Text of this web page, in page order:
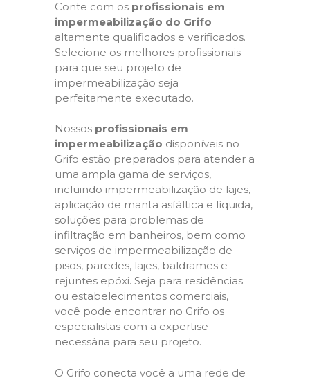
Conte com os profissionais em
impermeabilização do Grifo
altamente qualificados e verificados.
Selecione os melhores profissionais
para que seu projeto de
impermeabilização seja
perfeitamente executado.
Nossos profissionais em
impermeabilização disponíveis no
Grifo estão preparados para atender a
uma ampla gama de serviços,
incluindo impermeabilização de lajes,
aplicação de manta asfáltica e líquida,
soluções para problemas de
infiltração em banheiros, bem como
serviços de impermeabilização de
pisos, paredes, lajes, baldrames e
rejuntes epóxi. Seja para residências
ou estabelecimentos comerciais,
você pode encontrar no Grifo os
especialistas com a expertise
necessária para seu projeto.
O Grifo conecta você a uma rede de